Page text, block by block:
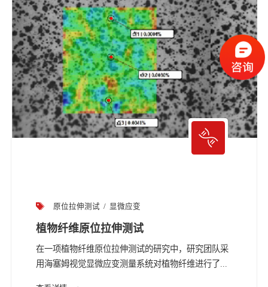
原位拉伸测试 显微应变
植物纤维原位拉伸测试
在一项植物纤维原位拉伸测试的研究中，研究团队采
用海塞姆视觉显微应变测量系统对植物纤维进行了...